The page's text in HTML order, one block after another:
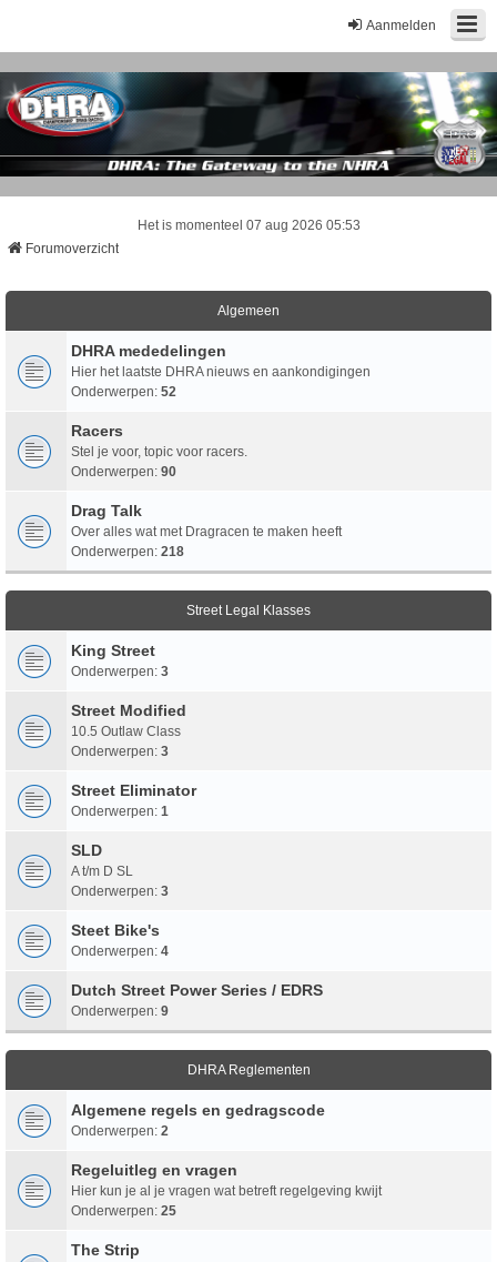
Aanmelden
Het is momenteel 07 aug 2026 05:53
Forumoverzicht
Algemeen
DHRA mededelingen
Hier het laatste DHRA nieuws en aankondigingen
Onderwerpen: 52
Racers
Stel je voor, topic voor racers.
Onderwerpen: 90
Drag Talk
Over alles wat met Dragracen te maken heeft
Onderwerpen: 218
Street Legal Klasses
King Street
Onderwerpen: 3
Street Modified
10.5 Outlaw Class
Onderwerpen: 3
Street Eliminator
Onderwerpen: 1
SLD
A t/m D SL
Onderwerpen: 3
Steet Bike's
Onderwerpen: 4
Dutch Street Power Series / EDRS
Onderwerpen: 9
DHRA Reglementen
Algemene regels en gedragscode
Onderwerpen: 2
Regeluitleg en vragen
Hier kun je al je vragen wat betreft regelgeving kwijt
Onderwerpen: 25
The Strip